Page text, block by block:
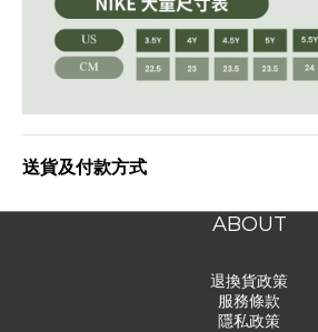
送貨及付款方式
ABOUT
退換貨政策
服務條款
隱私政策